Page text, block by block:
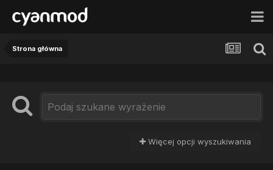
Strona główna
Więcej opcji wyszukiwania